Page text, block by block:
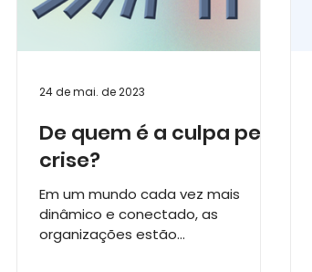
De quem é a culpa pela
crise?
Em um mundo cada vez mais
dinâmico e conectado, as
organizações estão
24 de mai. de 2023